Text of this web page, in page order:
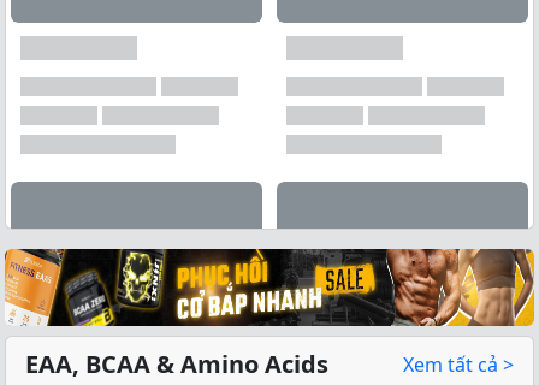
EAA, BCAA & Amino Acids Xem tất cả >